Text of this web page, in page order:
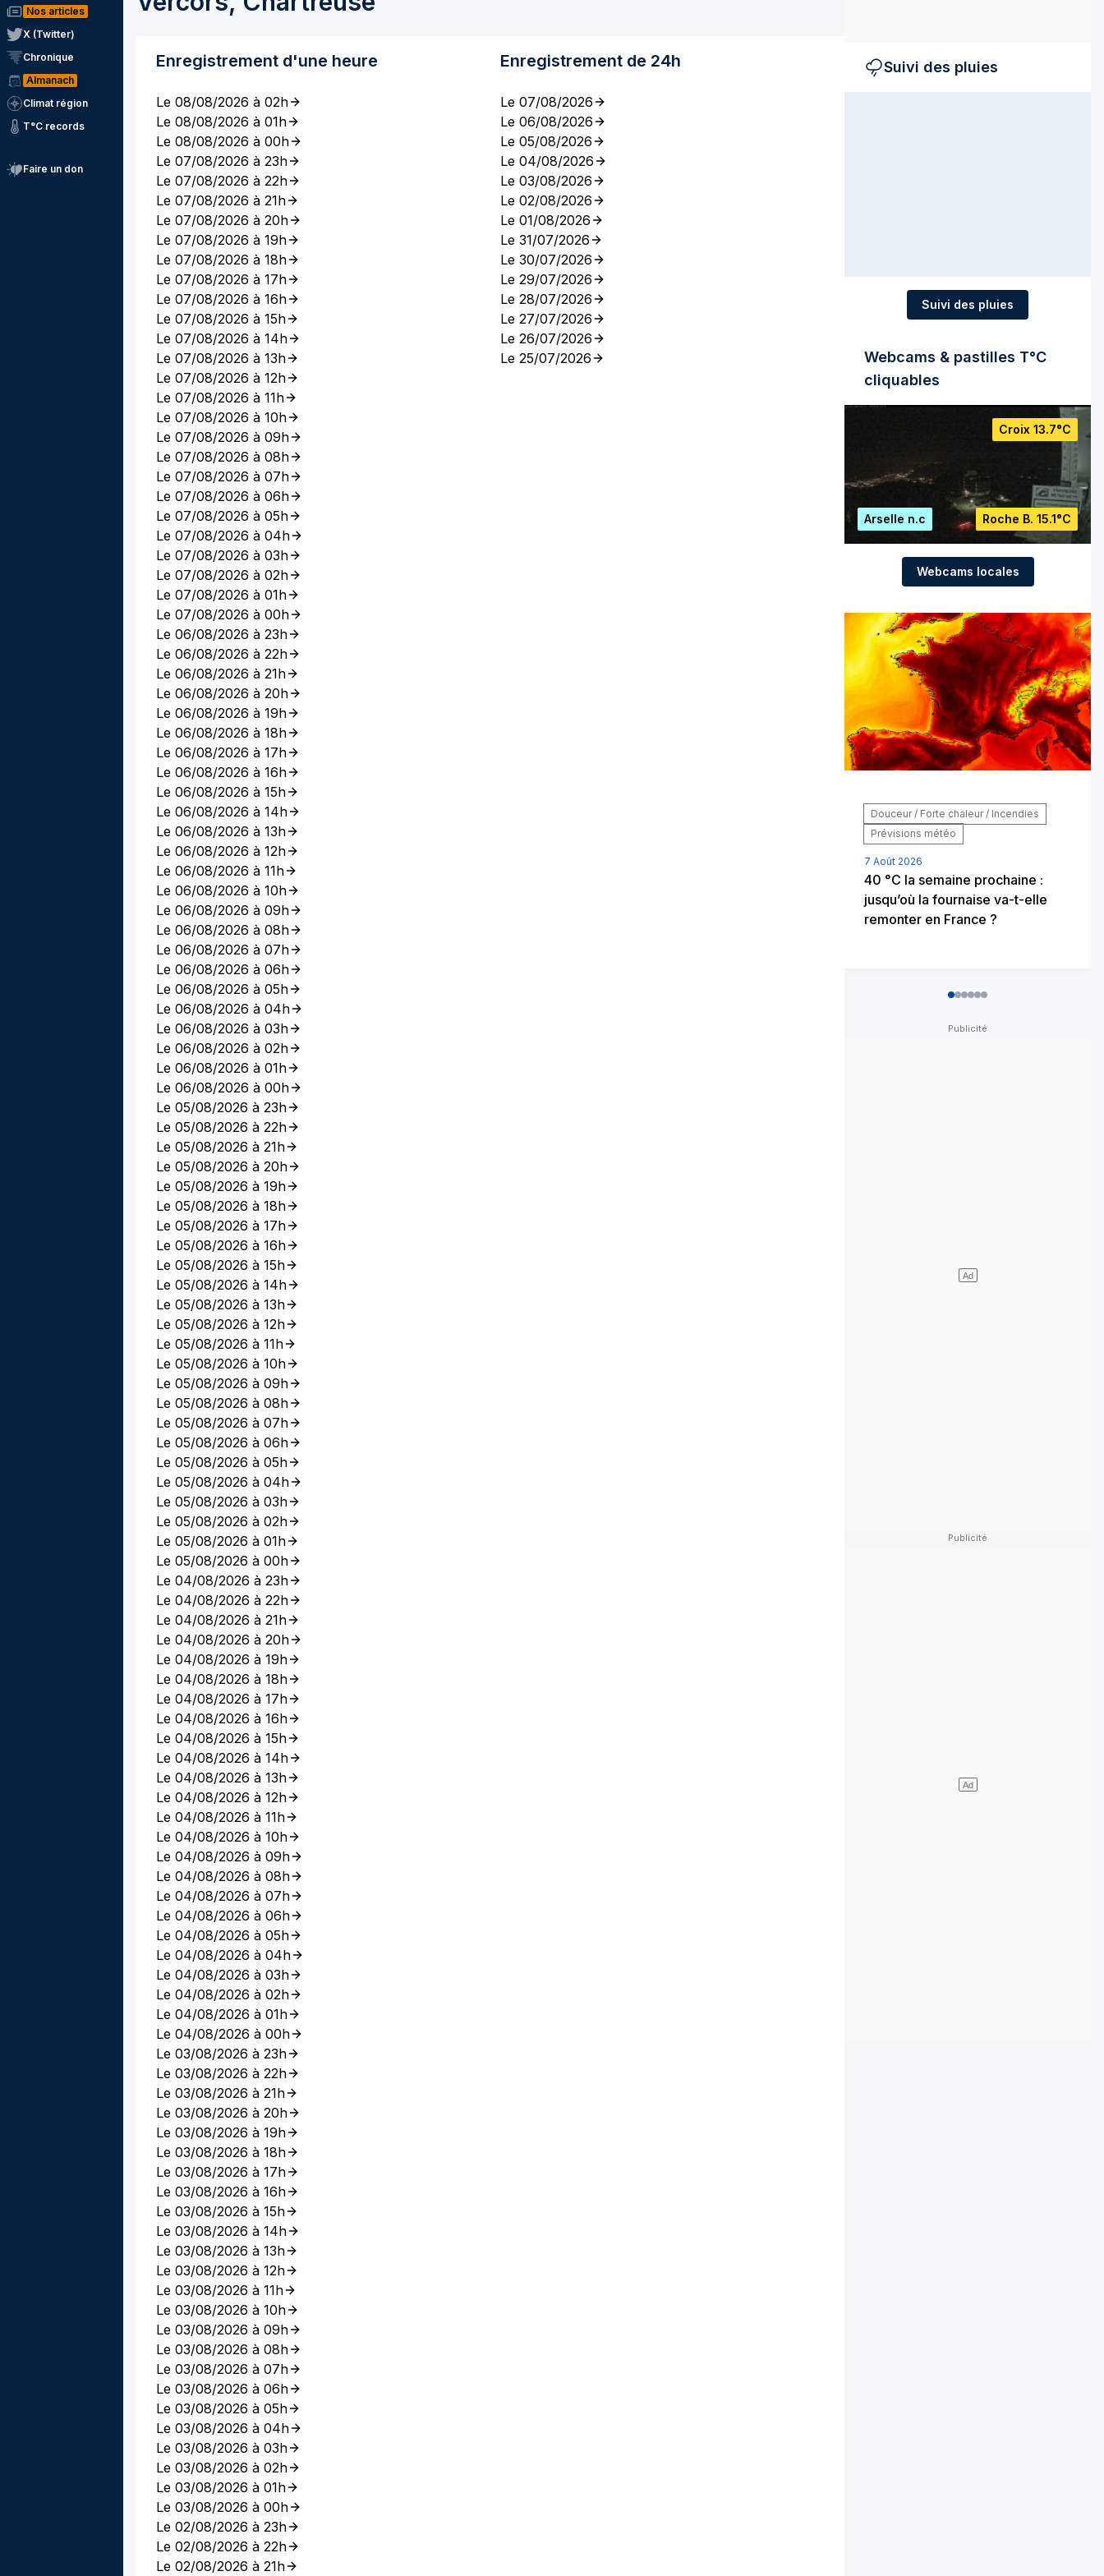
Nos articles
X (Twitter)
Chronique
Almanach
Climat région
T°C records
Faire un don
Enregistrement d'une heure
Le 08/08/2026 à 02h
Le 08/08/2026 à 01h
Le 08/08/2026 à 00h
Le 07/08/2026 à 23h
Le 07/08/2026 à 22h
Le 07/08/2026 à 21h
Le 07/08/2026 à 20h
Le 07/08/2026 à 19h
Le 07/08/2026 à 18h
Le 07/08/2026 à 17h
Le 07/08/2026 à 16h
Le 07/08/2026 à 15h
Le 07/08/2026 à 14h
Le 07/08/2026 à 13h
Le 07/08/2026 à 12h
Le 07/08/2026 à 11h
Le 07/08/2026 à 10h
Le 07/08/2026 à 09h
Le 07/08/2026 à 08h
Le 07/08/2026 à 07h
Le 07/08/2026 à 06h
Le 07/08/2026 à 05h
Le 07/08/2026 à 04h
Le 07/08/2026 à 03h
Le 07/08/2026 à 02h
Le 07/08/2026 à 01h
Le 07/08/2026 à 00h
Le 06/08/2026 à 23h
Le 06/08/2026 à 22h
Le 06/08/2026 à 21h
Le 06/08/2026 à 20h
Le 06/08/2026 à 19h
Le 06/08/2026 à 18h
Le 06/08/2026 à 17h
Le 06/08/2026 à 16h
Le 06/08/2026 à 15h
Le 06/08/2026 à 14h
Le 06/08/2026 à 13h
Le 06/08/2026 à 12h
Le 06/08/2026 à 11h
Le 06/08/2026 à 10h
Le 06/08/2026 à 09h
Le 06/08/2026 à 08h
Le 06/08/2026 à 07h
Le 06/08/2026 à 06h
Le 06/08/2026 à 05h
Le 06/08/2026 à 04h
Le 06/08/2026 à 03h
Le 06/08/2026 à 02h
Le 06/08/2026 à 01h
Le 06/08/2026 à 00h
Le 05/08/2026 à 23h
Le 05/08/2026 à 22h
Le 05/08/2026 à 21h
Le 05/08/2026 à 20h
Le 05/08/2026 à 19h
Le 05/08/2026 à 18h
Le 05/08/2026 à 17h
Le 05/08/2026 à 16h
Le 05/08/2026 à 15h
Le 05/08/2026 à 14h
Le 05/08/2026 à 13h
Le 05/08/2026 à 12h
Le 05/08/2026 à 11h
Le 05/08/2026 à 10h
Le 05/08/2026 à 09h
Le 05/08/2026 à 08h
Le 05/08/2026 à 07h
Le 05/08/2026 à 06h
Le 05/08/2026 à 05h
Le 05/08/2026 à 04h
Le 05/08/2026 à 03h
Le 05/08/2026 à 02h
Le 05/08/2026 à 01h
Le 05/08/2026 à 00h
Le 04/08/2026 à 23h
Le 04/08/2026 à 22h
Le 04/08/2026 à 21h
Le 04/08/2026 à 20h
Le 04/08/2026 à 19h
Le 04/08/2026 à 18h
Le 04/08/2026 à 17h
Le 04/08/2026 à 16h
Le 04/08/2026 à 15h
Le 04/08/2026 à 14h
Le 04/08/2026 à 13h
Le 04/08/2026 à 12h
Le 04/08/2026 à 11h
Le 04/08/2026 à 10h
Le 04/08/2026 à 09h
Le 04/08/2026 à 08h
Le 04/08/2026 à 07h
Le 04/08/2026 à 06h
Le 04/08/2026 à 05h
Le 04/08/2026 à 04h
Le 04/08/2026 à 03h
Le 04/08/2026 à 02h
Le 04/08/2026 à 01h
Le 04/08/2026 à 00h
Le 03/08/2026 à 23h
Le 03/08/2026 à 22h
Le 03/08/2026 à 21h
Le 03/08/2026 à 20h
Le 03/08/2026 à 19h
Le 03/08/2026 à 18h
Le 03/08/2026 à 17h
Le 03/08/2026 à 16h
Le 03/08/2026 à 15h
Le 03/08/2026 à 14h
Le 03/08/2026 à 13h
Le 03/08/2026 à 12h
Le 03/08/2026 à 11h
Le 03/08/2026 à 10h
Le 03/08/2026 à 09h
Le 03/08/2026 à 08h
Le 03/08/2026 à 07h
Le 03/08/2026 à 06h
Le 03/08/2026 à 05h
Le 03/08/2026 à 04h
Le 03/08/2026 à 03h
Le 03/08/2026 à 02h
Le 03/08/2026 à 01h
Le 03/08/2026 à 00h
Le 02/08/2026 à 23h
Le 02/08/2026 à 22h
Le 02/08/2026 à 21h
Enregistrement de 24h
Le 07/08/2026
Le 06/08/2026
Le 05/08/2026
Le 04/08/2026
Le 03/08/2026
Le 02/08/2026
Le 01/08/2026
Le 31/07/2026
Le 30/07/2026
Le 29/07/2026
Le 28/07/2026
Le 27/07/2026
Le 26/07/2026
Le 25/07/2026
Suivi des pluies
Suivi des pluies
Webcams & pastilles T°C
cliquables
Croix 13.7°C
Arselle n.c Roche B. 15.1°C
Webcams locales
Douceur / Forte chaleur / Incendies
Prévisions météo
7 Août 2026
40 °C la semaine prochaine :
jusqu’où la fournaise va-t-elle
remonter en France ?
012345